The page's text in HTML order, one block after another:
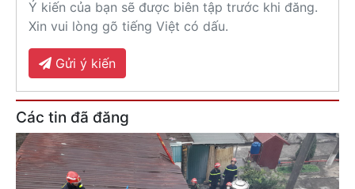
Ý kiến của bạn sẽ được biên tập trước khi đăng.
Xin vui lòng gõ tiếng Việt có dấu.
Gửi ý kiến
Các tin đã đăng